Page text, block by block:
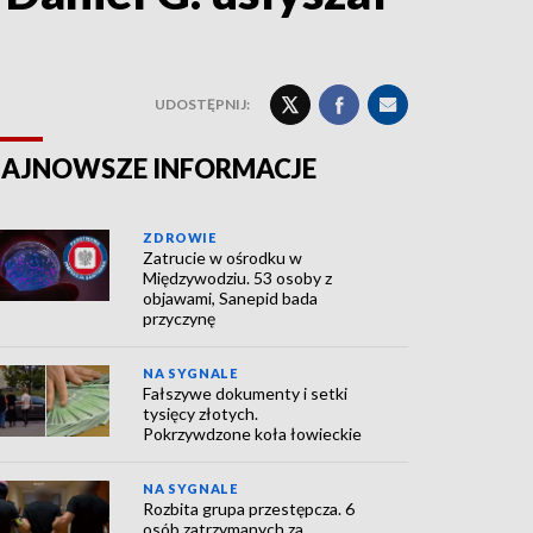
UDOSTĘPNIJ:
INFORMACJE
ZDROWIE
Zatrucie w ośrodku w
Międzywodziu. 53 osoby z
objawami, Sanepid bada
przyczynę
NA SYGNALE
Fałszywe dokumenty i setki
tysięcy złotych.
Pokrzywdzone koła łowieckie
NA SYGNALE
Rozbita grupa przestępcza. 6
osób zatrzymanych za